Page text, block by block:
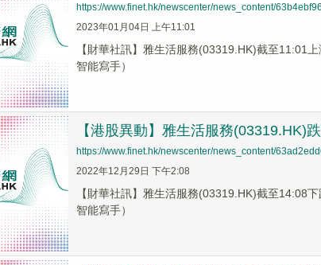
https://www.finet.hk/newscenter/news_content/
2023年01月04日 上午11:01
【財華社訊】雅生活服務(03319.HK)截至11:01
智能寫手）
【港股異動】雅生活服務(03319.HK)
https://www.finet.hk/newscenter/news_content/
2022年12月29日 下午2:08
【財華社訊】雅生活服務(03319.HK)截至14:08
智能寫手）